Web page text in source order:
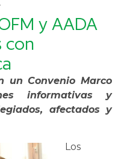
y AADA
con
un Convenio Marco
informativas y
afectados y
Los